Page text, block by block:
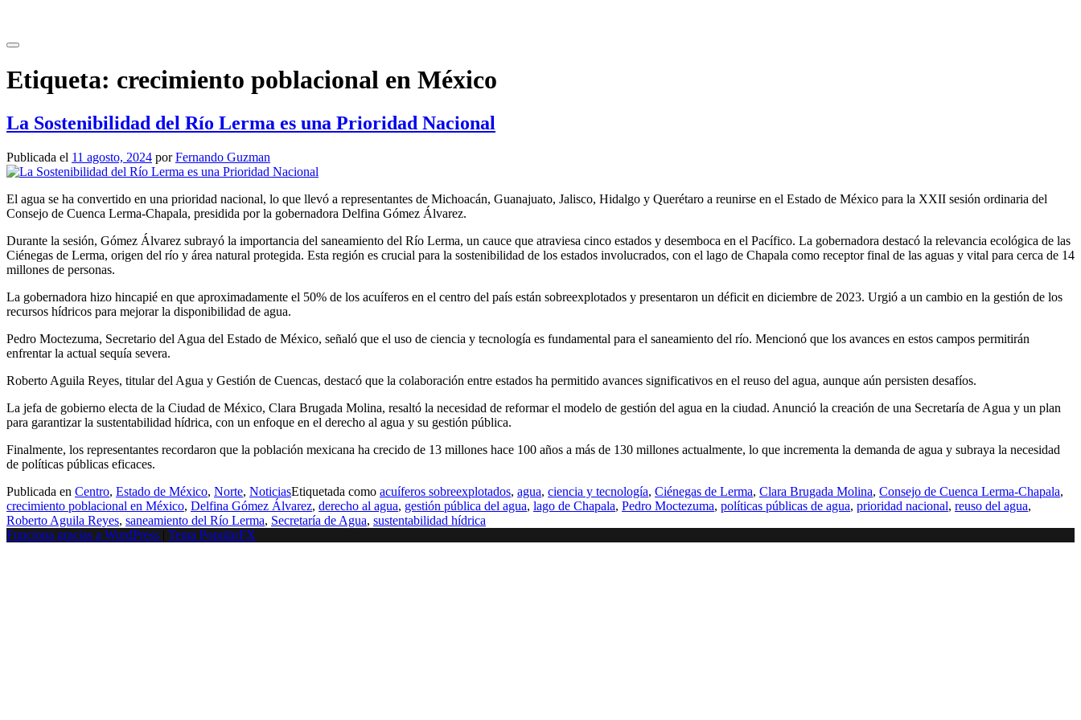
contenido
Etiqueta: crecimiento poblacional en México
La Sostenibilidad del Río Lerma es una Prioridad Nacional
Publicada el 11 agosto, 2024 porFernando Guzman
El agua se ha convertido en una prioridad nacional, lo que llevó a representantes de Michoacán, Guanajuato, Jalisco, Hidalgo y Querétaro a reunirse en el Estado de México para la XXII sesión ordinaria del
Consejo de Cuenca Lerma-Chapala, presidida por la gobernadora Delfina Gómez Álvarez.
Durante la sesión, Gómez Álvarez subrayó la importancia del saneamiento del Río Lerma, un cauce que atraviesa cinco estados y desemboca en el Pacífico. La gobernadora destacó la relevancia ecológica de las
Ciénegas de Lerma, origen del río y área natural protegida. Esta región es crucial para la sostenibilidad de los estados involucrados, con el lago de Chapala como receptor final de las aguas y vital para cerca de 14
millones de personas.
La gobernadora hizo hincapié en que aproximadamente el 50% de los acuíferos en el centro del país están sobreexplotados y presentaron un déficit en diciembre de 2023. Urgió a un cambio en la gestión de los
recursos hídricos para mejorar la disponibilidad de agua.
Pedro Moctezuma, Secretario del Agua del Estado de México, señaló que el uso de ciencia y tecnología es fundamental para el saneamiento del río. Mencionó que los avances en estos campos permitirán
enfrentar la actual sequía severa.
Roberto Aguila Reyes, titular del Agua y Gestión de Cuencas, destacó que la colaboración entre estados ha permitido avances significativos en el reuso del agua, aunque aún persisten desafíos.
La jefa de gobierno electa de la Ciudad de México, Clara Brugada Molina, resaltó la necesidad de reformar el modelo de gestión del agua en la ciudad. Anunció la creación de una Secretaría de Agua y un plan
para garantizar la sustentabilidad hídrica, con un enfoque en el derecho al agua y su gestión pública.
Finalmente, los representantes recordaron que la población mexicana ha crecido de 13 millones hace 100 años a más de 130 millones actualmente, lo que incrementa la demanda de agua y subraya la necesidad
de políticas públicas eficaces.
Publicada en Centro, Estado de México, Norte, NoticiasEtiquetada como acuíferos sobreexplotados, agua, ciencia y tecnología, Ciénegas de Lerma, Clara Brugada Molina, Consejo de Cuenca Lerma-Chapala,
crecimiento poblacional en México, Delfina Gómez Álvarez, derecho al agua, gestión pública del agua, lago de Chapala, Pedro Moctezuma, políticas públicas de agua, prioridad nacional, reuso del agua,
Roberto Aguila Reyes, saneamiento del Río Lerma, Secretaría de Agua, sustentabilidad hídrica
Funciona gracias a WordPress
Tema PopularFX